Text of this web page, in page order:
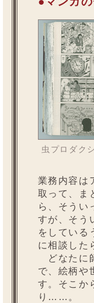
虫プロダク
業務内容は
取って、ま
ら、そう
すが、そう
をしている
に相談した
どなたに
で、絵柄や
す。そこか
り……。